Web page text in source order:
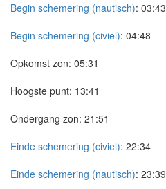
Begin schemering (nautisch): 03:43
Begin schemering (civiel): 04:48
Opkomst zon: 05:31
Hoogste punt: 13:41
Ondergang zon: 21:51
Einde schemering (civiel): 22:34
Einde schemering (nautisch): 23:39